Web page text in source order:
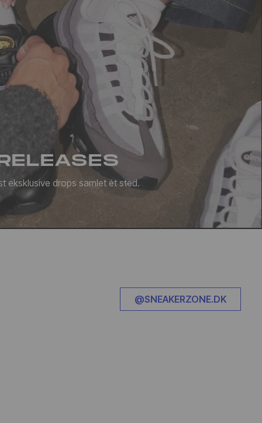
eksklusive drops samlet ét sted.
@SNEAKERZONE.DK